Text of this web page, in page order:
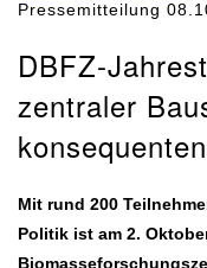
Pressemitteilung
DBFZ-
zentraler
Mit rund 200
Politik ist am 2.